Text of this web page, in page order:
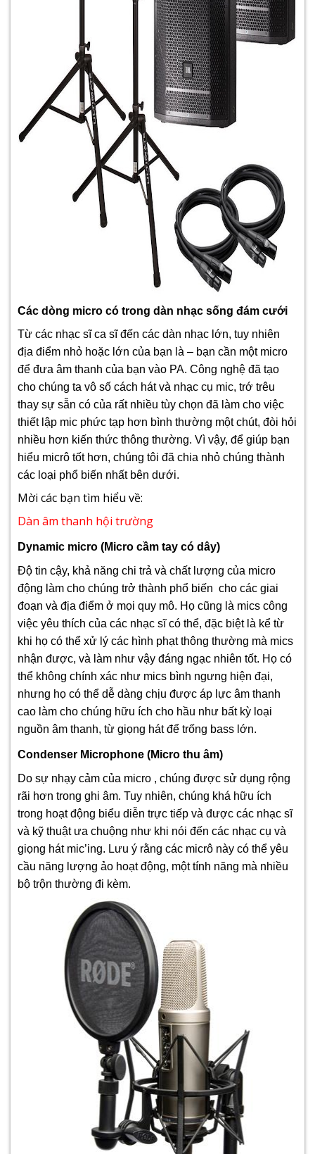
Các dòng micro có trong dàn nhạc sống đám cưới
Từ các nhạc sĩ ca sĩ đến các dàn nhạc lớn, tuy nhiên
địa điểm nhỏ hoặc lớn của bạn là – bạn cần một micro
để đưa âm thanh của bạn vào PA. Công nghệ đã tạo
cho chúng ta vô số cách hát và nhạc cụ mic, trớ trêu
thay sự sẵn có của rất nhiều tùy chọn đã làm cho việc
thiết lập mic phức tạp hơn bình thường một chút, đòi hỏi
nhiều hơn kiến thức thông thường. Vì vậy, để giúp bạn
hiểu micrô tốt hơn, chúng tôi đã chia nhỏ chúng thành
các loại phổ biến nhất bên dưới.
Mời các bạn tìm hiểu về:
Dàn âm thanh hội trường
Dynamic micro (Micro cầm tay có dây)
Độ tin cậy, khả năng chi trả và chất lượng của micro
động làm cho chúng trở thành phổ biến cho các giai
đoạn và địa điểm ở mọi quy mô. Họ cũng là mics công
việc yêu thích của các nhạc sĩ có thể, đặc biệt là kể từ
khi họ có thể xử lý các hình phạt thông thường mà mics
nhận được, và làm như vậy đáng ngạc nhiên tốt. Họ có
thể không chính xác như mics bình ngưng hiện đại,
nhưng họ có thể dễ dàng chịu được áp lực âm thanh
cao làm cho chúng hữu ích cho hầu như bất kỳ loại
nguồn âm thanh, từ giọng hát để trống bass lớn.
Condenser Microphone (Micro thu âm)
Do sự nhạy cảm của micro , chúng được sử dụng rộng
rãi hơn trong ghi âm. Tuy nhiên, chúng khá hữu ích
trong hoạt động biểu diễn trực tiếp và được các nhạc sĩ
và kỹ thuật ưa chuộng như khi nói đến các nhạc cụ và
giọng hát mic’ing. Lưu ý rằng các micrô này có thể yêu
cầu năng lượng ảo hoạt động, một tính năng mà nhiều
bộ trộn thường đi kèm.